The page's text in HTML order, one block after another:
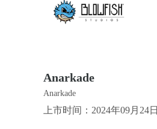
Anarkade
Anarkade
上市时间：2024年09月24日